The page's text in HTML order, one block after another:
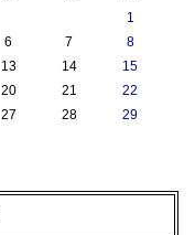
1
6 7
8
13 14
15
20 21
22
27 28
29